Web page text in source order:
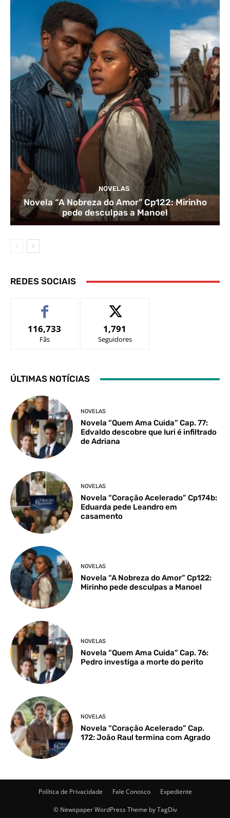
NOVELAS
Novela “A Nobreza do Amor” Cp122: Mirinho
pede desculpas a Manoel
REDES SOCIAIS
116,733
Fãs
1,791
Seguidores
ÚLTIMAS NOTÍCIAS
NOVELAS
Novela “Quem Ama Cuida” Cap. 77:
Edvaldo descobre que Iuri é infiltrado
de Adriana
NOVELAS
Novela “Coração Acelerado” Cp174b:
Eduarda pede Leandro em
casamento
NOVELAS
Novela “A Nobreza do Amor” Cp122:
Mirinho pede desculpas a Manoel
NOVELAS
Novela “Quem Ama Cuida” Cap. 76:
Pedro investiga a morte do perito
NOVELAS
Novela “Coração Acelerado” Cap.
172: João Raul termina com Agrado
Política de Privacidade Fale Conosco Expediente
© Newspaper WordPress Theme by TagDiv